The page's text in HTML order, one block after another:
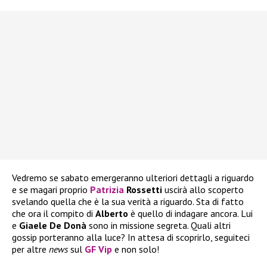
Vedremo se sabato emergeranno ulteriori dettagli a riguardo
e se magari proprio Patrizia Rossetti uscirà allo scoperto
svelando quella che è la sua verità a riguardo. Sta di fatto
che ora il compito di Alberto è quello di indagare ancora. Lui
e Giaele De Donà sono in missione segreta. Quali altri
gossip porteranno alla luce? In attesa di scoprirlo, seguiteci
per altre newssul GF Vip e non solo!